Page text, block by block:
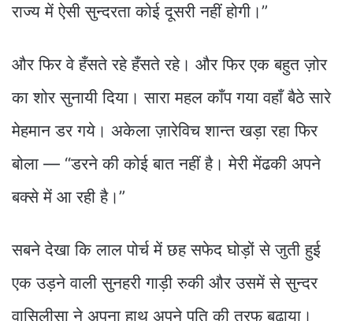
राज्य में ऐसी सुन्दरता कोई दूसरी नहीं होगी।”
और फिर वे हँसते रहे हँसते रहे। और फिर एक बहुत ज़ोर
का शोर सुनायी दिया। सारा महल काँप गया वहाँ बैठे सारे
मेहमान डर गये। अकेला ज़ारेविच शान्त खड़ा रहा फिर
बोला — “डरने की कोई बात नहीं है। मेरी मेंढकी अपने
बक्से में आ रही है।”
सबने देखा कि लाल पोर्च में छह सफेद घोड़ों से जुती हुई
एक उड़ने वाली सुनहरी गाड़ी रुकी और उसमें से सुन्दर
वासिलीसा ने अपना हाथ अपने पति की तरफ बढ़ाया।